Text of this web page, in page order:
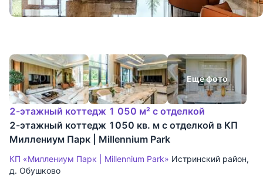
Еще фото
2-этажный коттедж 1 050 м² с отделкой
2-этажный коттедж 1050 кв. м с отделкой в КП
Миллениум Парк | Millennium Park
КП «Миллениум Парк | Millennium Park» Истринский район,
д. Обушково